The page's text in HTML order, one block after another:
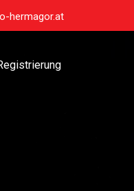
hermagor.at